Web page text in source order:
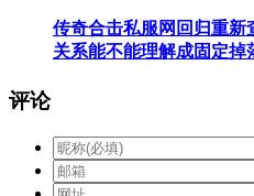
传奇合击私服网回归重新
关系能不能理解成固定掉
评论